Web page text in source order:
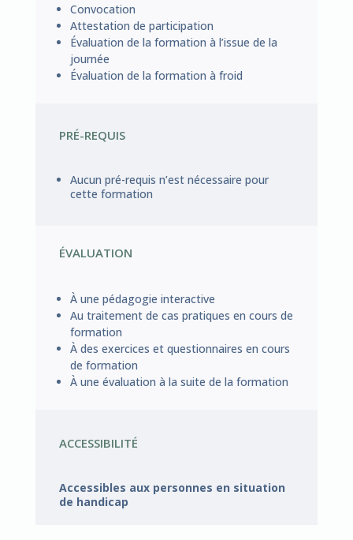
Convocation
Attestation de participation
Évaluation de la formation à l’issue de la
journée
Évaluation de la formation à froid
PRÉ-REQUIS
Aucun pré-requis n’est nécessaire pour
cette formation
ÉVALUATION
À une pédagogie interactive
Au traitement de cas pratiques en cours de
formation
À des exercices et questionnaires en cours
de formation
À une évaluation à la suite de la formation
ACCESSIBILITÉ
Accessibles aux personnes en situation
de handicap